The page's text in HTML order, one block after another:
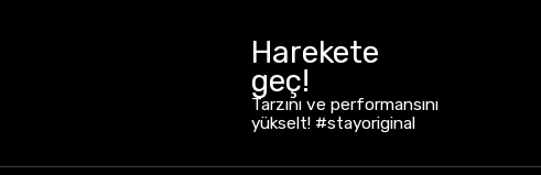
Harekete
geç!
Tarzını ve performansını
yükselt! #stayoriginal